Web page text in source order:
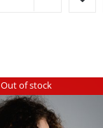
Out of stock